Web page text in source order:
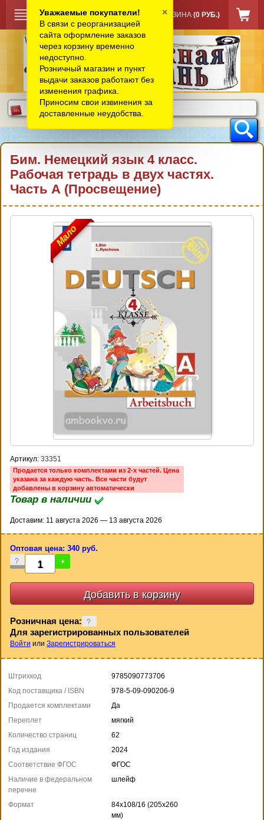
КОРЗИНА (0 РУБ.)
Бим. Немецкий язык 4 класс.
Рабочая тетрадь в двух частях.
Часть А (Просвещение)
Мало
Артикул: 33351
Продается только комплектами из 2-х частей. Цена
указана за каждую часть. Все части будут
добавлены в корзину автоматически
Товар в наличии
Доставим: 11 августа 2026 — 13 августа 2026
Оптовая цена: 340 руб.
- +
Розничная цена:
Для зарегистрированных пользователей
Войти или Зарегистрироваться
Штрихкод
9785090773706
Код поставщика / ISBN
978-5-09-090206-9
Продается комплектами
Да
Переплет
мягкий
Количество страниц
62
Год издания
2024
Соответствие ФГОС
ФГОС
Наличие в федеральном
перечне
шлейф
Формат
84x108/16 (205x260
мм)
Уважаемые покупатели!
В связи с реорганизацией
сайта оформление заказов
через корзину временно
недоступно.
Розничный магазин и пункт
выдачи заказов работают без
изменения графика.
Приносим свои извинения за
доставленные неудобства.
×